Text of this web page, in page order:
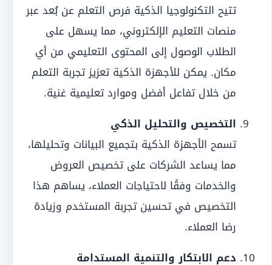
تتيح التكنولوجيا الذكية فرص التعلم عن بُعد عبر
منصات التعليم الإلكتروني، مما يسهل على
الطلاب الوصول إلى المحتوى التعليمي من أي
مكان. يمكن للأجهزة الذكية تعزيز تجربة التعلم
من خلال تفاعل أفضل وموارد تعليمية غنية.
التخصيص والتحليل الذكي
تسمح الأجهزة الذكية بتجميع البيانات وتحليلها،
مما يساعد الشركات على تخصيص العروض
والخدمات وفقًا لاحتياجات العملاء، يساهم هذا
التخصيص في تحسين تجربة المستخدم وزيادة
رضا العملاء.
دعم الابتكار والتنمية المستدامة